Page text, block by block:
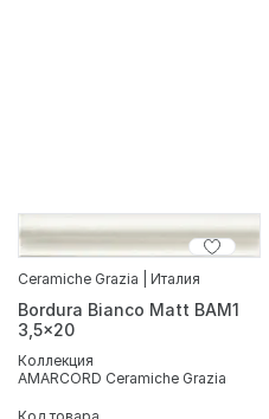
Ceramiche Grazia | Италия
Bordura Bianco Matt BAM1
3,5x20
Коллекция
AMARCORD Ceramiche Grazia